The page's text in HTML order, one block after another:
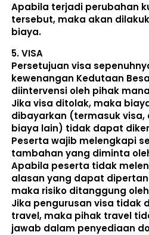
Apabila terjadi perubahan
tersebut, maka akan
biaya.
5. VISA
Persetujuan visa
kewenangan Kedutaan
diintervensi oleh pihak
Jika visa ditolak, maka
dibayarkan (termasuk visa,
biaya lain) tidak dapat
Peserta wajib melengkapi
tambahan yang diminta
Apabila peserta tidak
alasan yang dapat
maka risiko ditanggung
Jika pengurusan visa tidak
travel, maka pihak travel
jawab dalam penyediaan